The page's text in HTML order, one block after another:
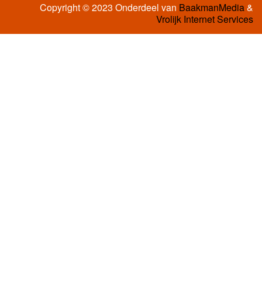
Copyright © 2023 Onderdeel van BaakmanMedia&
Vrolijk Internet Services